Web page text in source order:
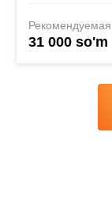
31 000 so'm